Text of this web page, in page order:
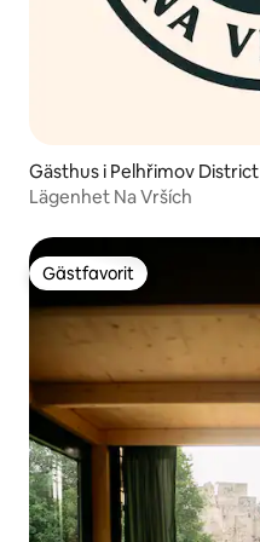
Gästhus i Pelhřimov District
Lägenhet Na Vrších
Gästfavorit
Gästfavorit